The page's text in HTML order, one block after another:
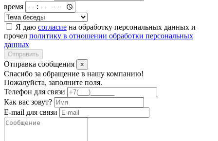
время
Я даю согласие на обработку персональных данных и
прочел политику в отношении обработки персональных
данных
Отправить
Отправка сообщения ×
Спасибо за обращение в нашу компанию!
Пожалуйста, заполните поля.
Телефон для связи
Как вас зовут?
E-mail для связи